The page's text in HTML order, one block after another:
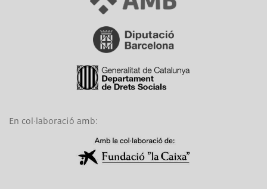
Link a Diputació de Barcelona
Link a Generalitat de Catalunya
En col·laboració amb: